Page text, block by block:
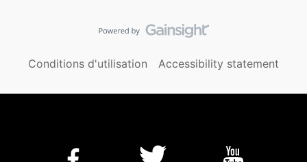
Conditions d'utilisation Accessibility statement